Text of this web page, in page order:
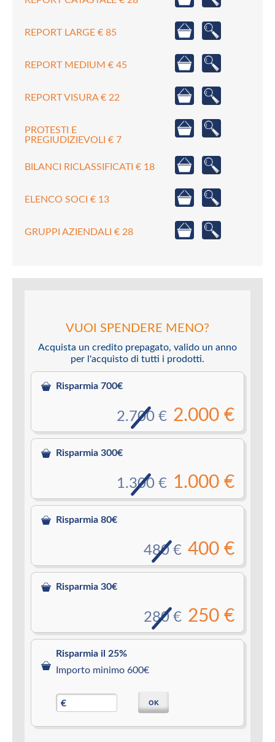
REPORT LARGE € 85
REPORT MEDIUM € 45
REPORT VISURA € 22
PROTESTI E
PREGIUDIZIEVOLI € 7
BILANCI RICLASSIFICATI € 18
ELENCO SOCI € 13
GRUPPI AZIENDALI € 28
VUOI SPENDERE MENO?
Acquista un credito prepagato, valido un anno
per l'acquisto di tutti i prodotti.
Risparmia 700€
2.000 €
2.700 €
Risparmia 300€
1.000 €
1.300 €
Risparmia 80€
400 €
480 €
Risparmia 30€
250 €
280 €
Risparmia il 25%
Importo minimo 600€
€ OK